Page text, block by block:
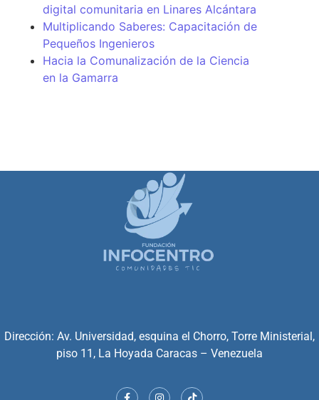
digital comunitaria en Linares Alcántara
Multiplicando Saberes: Capacitación de
Pequeños Ingenieros
Hacia la Comunalización de la Ciencia
en la Gamarra
Dirección: Av. Universidad, esquina el Chorro, Torre Ministerial,
piso 11, La Hoyada Caracas – Venezuela